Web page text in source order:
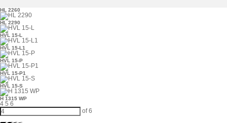
HL 2260
HL 2290
HVL 15-L
HVL 15-L1
HVL 15-P
HVL 15-P1
HVL 15-S
H 1315 WP
4 5 6
of 6